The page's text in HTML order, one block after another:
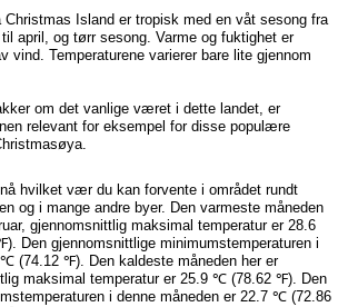
Christmas Island er tropisk med en våt sesong fra
til april, og tørr sesong. Varme og fuktighet er
vind. Temperaturene varierer bare lite gjennom
om det vanlige været i dette landet, er
relevant for eksempel for disse populære
hvilket vær du kan forvente i området rundt
og i mange andre byer. Den varmeste måneden
gjennomsnittlig maksimal temperatur er 28.6
Den gjennomsnittlige minimumstemperaturen i
(74.12 ℉). Den kaldeste måneden her er
maksimal temperatur er 25.9 ℃ (78.62 ℉). Den
i denne måneden er 22.7 ℃ (72.86